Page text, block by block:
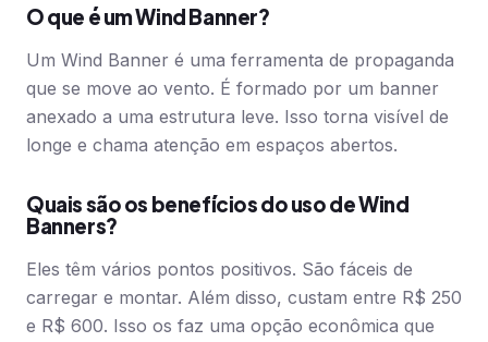
O que é um Wind Banner?
Um Wind Banner é uma ferramenta de propaganda
que se move ao vento. É formado por um banner
anexado a uma estrutura leve. Isso torna visível de
longe e chama atenção em espaços abertos.
Quais são os benefícios do uso de Wind
Banners?
Eles têm vários pontos positivos. São fáceis de
carregar e montar. Além disso, custam entre R$ 250
e R$ 600. Isso os faz uma opção econômica que